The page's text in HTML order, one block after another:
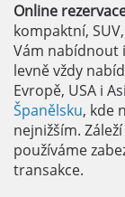
Online
kompaktní,
Vám nabídnout
levně vždy
Evropě, USA i
Španělsku, kde
nejnižším.
používáme
transakce.